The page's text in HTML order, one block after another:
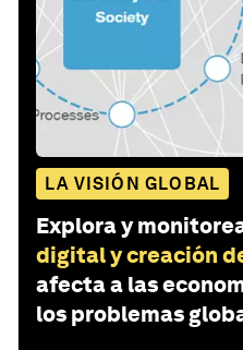
LA VISIÓN GLOBAL
Explora y
digital y creación
afecta a las
los problemas